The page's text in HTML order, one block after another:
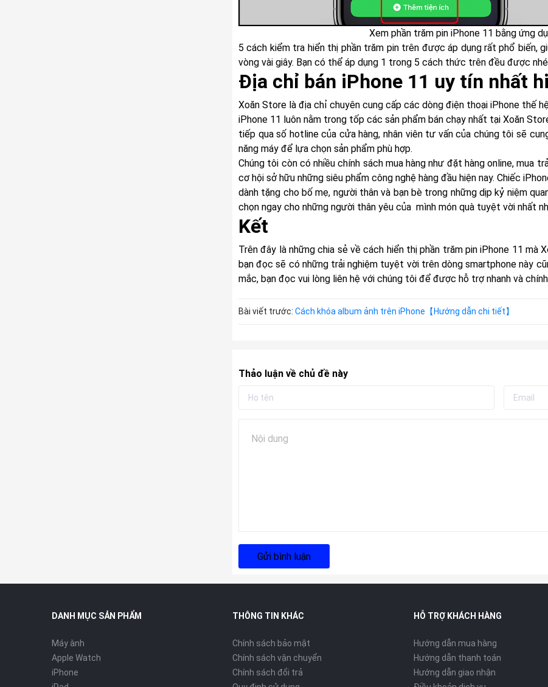
Xem phần trăm pin iPhone 11 bằng ứng
5 cách kiểm tra hiển thị phần trăm pin trên được áp dụng rất phổ biến,
vòng vài giây. Bạn có thể áp dụng 1 trong 5 cách thức trên đều được
Địa chỉ bán iPhone 11 uy tín nhất
Xoăn Store là địa chỉ chuyên cung cấp các dòng điện thoại iPhone thế
iPhone 11 luôn nằm trong tốp các sản phẩm bán chạy nhất tại Xoăn
tiếp qua số hotline của cửa hàng, nhân viên tư vấn của chúng tôi sẽ
năng máy để lựa chọn sản phẩm phù hợp.
Chúng tôi còn có nhiều chính sách mua hàng như đặt hàng online, mua
cơ hội sở hữu những siêu phẩm công nghệ hàng đầu hiện nay. Chiếc
dành tặng cho bố mẹ, người thân và bạn bè trong những dịp kỷ niệm
chọn ngay cho những người thân yêu của mình món quà tuyệt vời nhất
Kết
Trên đây là những chia sẻ về cách hiển thị phần trăm pin iPhone 11 mà
bạn đọc sẽ có những trải nghiệm tuyệt vời trên dòng smartphone này
mắc, bạn đọc vui lòng liên hệ với chúng tôi để được hỗ trợ nhanh và
Bài viết trước: Cách khóa album ảnh trên iPhone【Hướng dẫn chi tiết】
Thảo luận về chủ đề này
Gửi bình luận
DANH MỤC SẢN PHẨM
Máy ành
Apple Watch
iPhone
THÔNG TIN KHÁC
Chính sách bảo mật
Chính sách vận chuyển
Chính sách đổi trả
HỖ TRỢ KHÁCH HÀNG
Hướng dẫn mua hàng
Hướng dẫn thanh toán
Hướng dẫn giao nhận